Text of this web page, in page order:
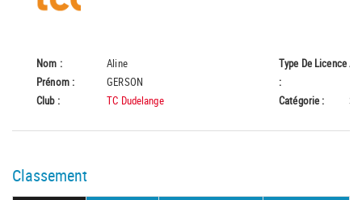
Nom :
Aline
Prénom :
GERSON
Club :
TC Dudelange
Type De Licence
:
A
Catégorie :
Classement